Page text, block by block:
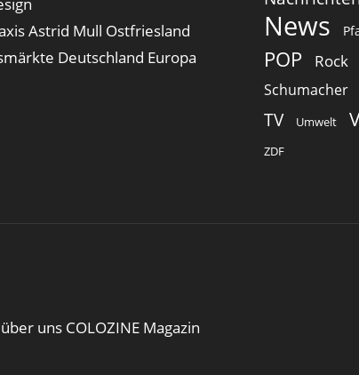
Astrid Mull Ostfriesland
Deutschland Europa
News
POP Rock
Schumacher
TV Umwelt
ZDF
uns COLOZINE Magazin